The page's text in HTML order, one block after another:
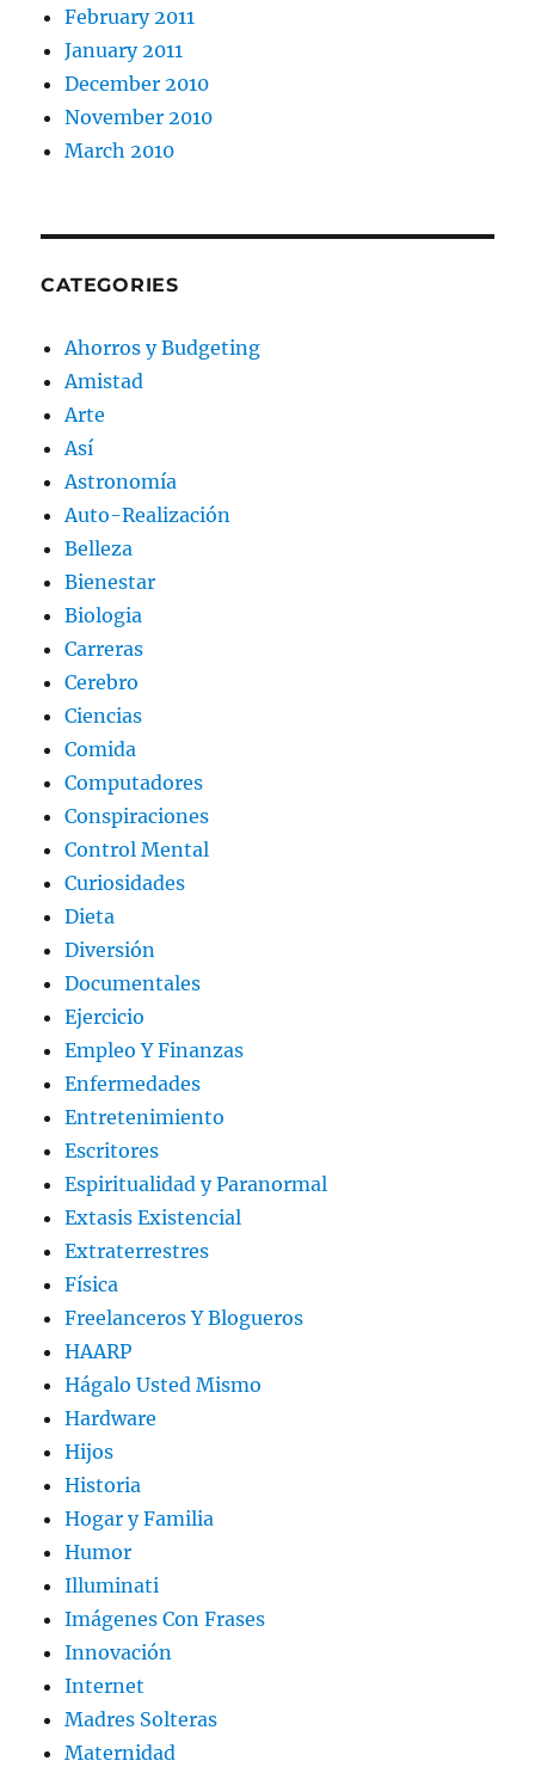
February 2011
January 2011
December 2010
November 2010
March 2010
CATEGORIES
Ahorros y Budgeting
Amistad
Arte
Así
Astronomía
Auto-Realización
Belleza
Bienestar
Biologia
Carreras
Cerebro
Ciencias
Comida
Computadores
Conspiraciones
Control Mental
Curiosidades
Dieta
Diversión
Documentales
Ejercicio
Empleo Y Finanzas
Enfermedades
Entretenimiento
Escritores
Espiritualidad y Paranormal
Extasis Existencial
Extraterrestres
Física
Freelanceros Y Blogueros
HAARP
Hágalo Usted Mismo
Hardware
Hijos
Historia
Hogar y Familia
Humor
Illuminati
Imágenes Con Frases
Innovación
Internet
Madres Solteras
Maternidad